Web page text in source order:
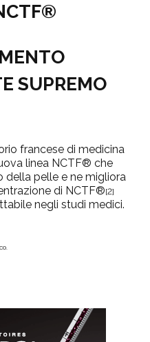
SUPREMO
francese di medicina
linea NCTF® che
della pelle e ne migliora
di NCTF®[2]
negli studi medici.